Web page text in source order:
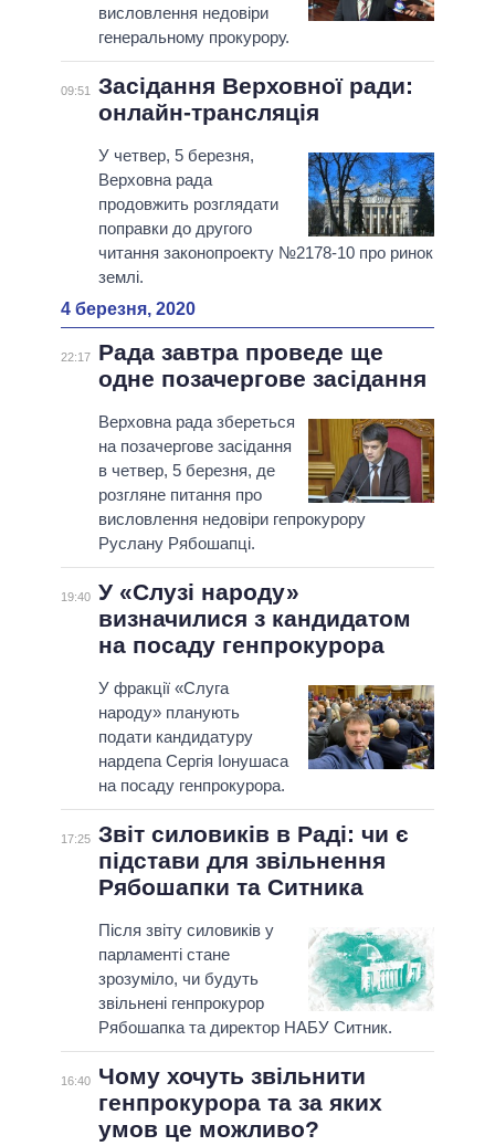
висловлення недовіри
генеральному прокурору.
09:51
Засідання Верховної ради:
онлайн-трансляція
У четвер, 5 березня,
Верховна рада
продовжить розглядати
поправки до другого
читання законопроекту №2178-10 про ринок
землі.
4 березня, 2020
22:17
Рада завтра проведе ще
одне позачергове засідання
Верховна рада збереться
на позачергове засідання
в четвер, 5 березня, де
розгляне питання про
висловлення недовіри гепрокурору
Руслану Рябошапці.
19:40 У «Слузі народу»
визначилися з кандидатом
на посаду генпрокурора
У фракції «Слуга
народу» планують
подати кандидатуру
нардепа Сергія Іонушаса
на посаду генпрокурора.
17:25 Звіт силовиків в Раді: чи є
підстави для звільнення
Рябошапки та Ситника
Після звіту силовиків у
парламенті стане
зрозуміло, чи будуть
звільнені генпрокурор
Рябошапка та директор НАБУ Ситник.
16:40
Чому хочуть звільнити
генпрокурора та за яких
умов це можливо?